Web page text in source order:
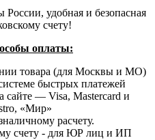
России, удобная и безопасная
счету!
оплаты:
товара (для Москвы и МО)
быстрых платежей
сайте — Visa, Mastercard и
«Мир»
расчету.
счету - для ЮР лиц и ИП